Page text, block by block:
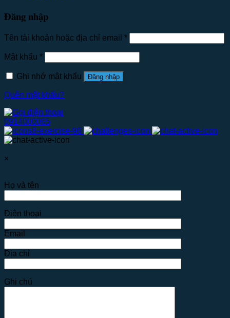
Đăng nhập
Tên tài khoản hoặc địa chỉ email *
Mật khẩu *
Ghi nhớ mật khẩu Đăng nhập
Quên mật khẩu?
0914000065
×
Họ và tên
Điện thoại
Email
Địa chỉ
Ghi chú